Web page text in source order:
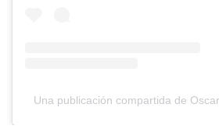
Una publicación compartida de